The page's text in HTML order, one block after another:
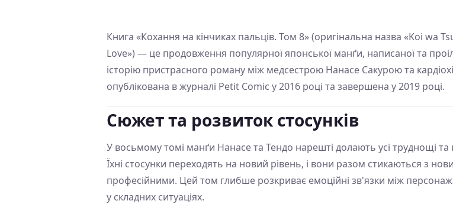
Книга «Кохання на кінчиках пальців. Том 8» (оригінальна назва «Koi wa
Love») — це продовження популярної японської манґи, написаної та
історію пристрасного роману між медсестрою Нанасе Сакурою та
опублікована в журналі Petit Comic у 2016 році та завершена у 2019 році.
Сюжет та розвиток стосунків
У восьмому томі манґи Нанасе та Тендо нарешті долають усі труднощі
Їхні стосунки переходять на новий рівень, і вони разом стикаються з
професійними. Цей том глибше розкриває емоційні зв'язки між
у складних ситуаціях.